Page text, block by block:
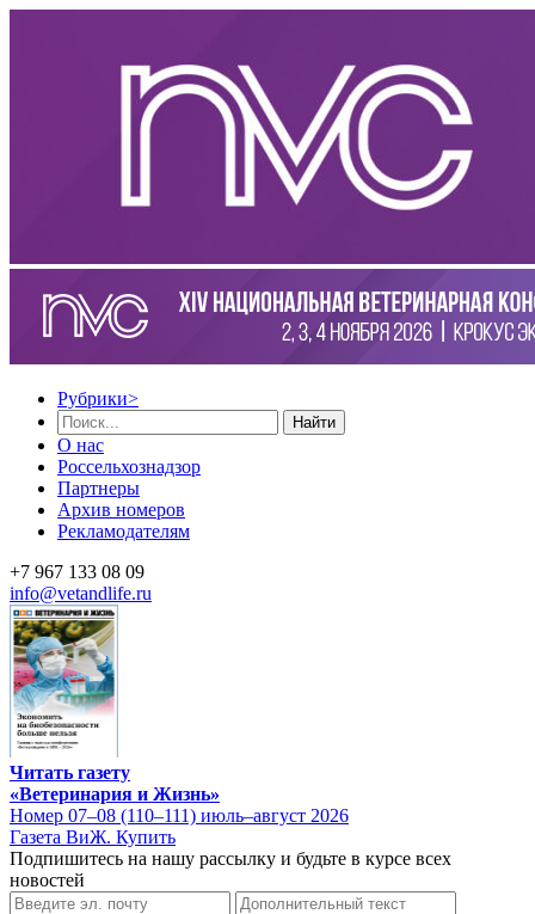
Рубрики>
Найти
О нас
Россельхознадзор
Партнеры
Архив номеров
Рекламодателям
+7 967 133 08 09
info@vetandlife.ru
Читать газету
«Ветеринария и Жизнь»
Номер 07–08 (110–111) июль–август 2026
Газета ВиЖ. Купить
Подпишитесь на нашу рассылку и будьте в курсе всех
новостей